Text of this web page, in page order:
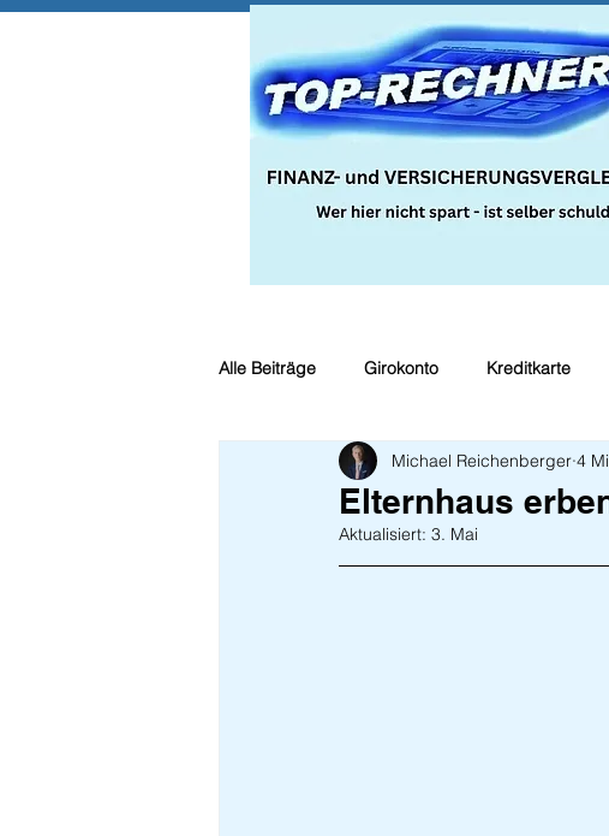
Alle Beiträge Girokonto Kreditkarte
Recht Bausparen
Elternhaus
Michael Reichenberger 4
Aktualisiert: 3. Mai